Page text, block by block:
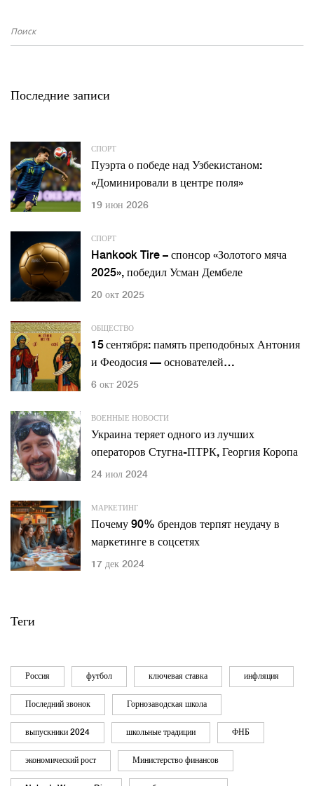
Последние записи
СПОРТ
Пуэрта о победе над Узбекистаном:
«Доминировали в центре поля»
19 июн 2026
СПОРТ
Hankook Tire – спонсор «Золотого мяча
2025», победил Усман Дембеле
20 окт 2025
ОБЩЕСТВО
15 сентября: память преподобных Антония
и Феодосия — основателей
Киево‑Печерской лавры
6 окт 2025
ВОЕННЫЕ НОВОСТИ
Украина теряет одного из лучших
операторов Стугна-ПТРК, Георгия Коропа
24 июл 2024
МАРКЕТИНГ
Почему 90% брендов терпят неудачу в
маркетинге в соцсетях
17 дек 2024
Теги
Россия футбол ключевая ставка инфляция
Последний звонок Горнозаводская школа
выпускники 2024 школьные традиции ФНБ
экономический рост Министерство финансов